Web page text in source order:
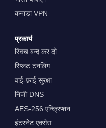
कनाडा VPN
प्रकार्य
स्विच बन्द कर दो
स्प्लिट टनलिंग
वाई-फ़ाई सुरक्षा
निजी DNS
AES-256 एन्क्रिप्शन
इंटरनेट एक्सेस